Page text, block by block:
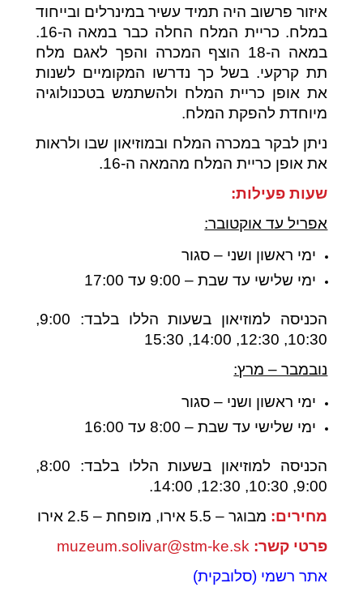
איזור פרשוב היה תמיד עשיר במינרלים ובייחוד
במלח. כריית המלח החלה כבר במאה ה-16.
במאה ה-18 הוצף המכרה והפך לאגם מלח
תת קרקעי. בשל כך נדרשו המקומיים לשנות
את אופן כריית המלח ולהשתמש בטכנולוגיה
מיוחדת להפקת המלח.
ניתן לבקר במכרה המלח ובמוזיאון שבו ולראות
את אופן כריית המלח מהמאה ה-16.
שעות פעילות:
אפריל עד אוקטובר:
ימי ראשון ושני – סגור
ימי שלישי עד שבת – 9:00 עד 17:00
הכניסה למוזיאון בשעות הללו בלבד: 9:00,
10:30, 12:30, 14:00, 15:30
נובמבר – מרץ:
ימי ראשון ושני – סגור
ימי שלישי עד שבת – 8:00 עד 16:00
הכניסה למוזיאון בשעות הללו בלבד: 8:00,
9:00, 10:30, 12:30, 14:00.
מחירים: מבוגר – 5.5 אירו, מופחת – 2.5 אירו
פרטי קשר: muzeum.solivar@stm-ke.sk
אתר רשמי (סלובקית)